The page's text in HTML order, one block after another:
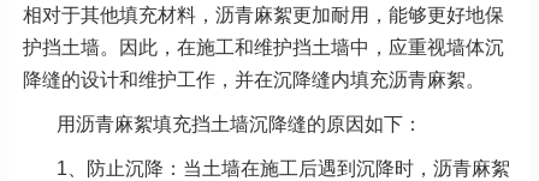
相对于其他填充材料，沥青麻絮更加耐用，能够更好地保
护挡土墙。因此，在施工和维护挡土墙中，应重视墙体沉
降缝的设计和维护工作，并在沉降缝内填充沥青麻絮。
用沥青麻絮填充挡土墙沉降缝的原因如下：
1、防止沉降：当土墙在施工后遇到沉降时，沥青麻絮